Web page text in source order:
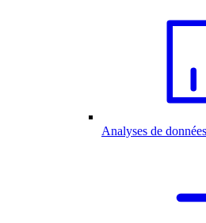
Analyses de données